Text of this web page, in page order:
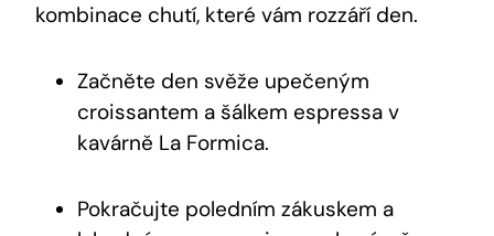
‌kombinace chutí, které vám rozzáří den.
Začněte den svěže upečeným⁢
croissantem a šálkem ⁢espressa v
kavárně La Formica.
Pokračujte ​poledním zákuskem a